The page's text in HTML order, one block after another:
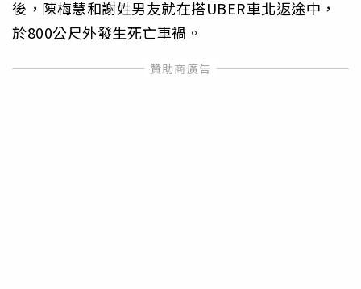
後，陳梅慧和謝姓男友就在搭UBER車北返途中，
於800公尺外發生死亡車禍。